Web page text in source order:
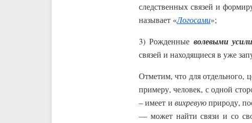
следственных связей и
называет «Логосами»;
3) Рожденные волевыми
связей и находящиеся в уже
Отметим, что для отдельного,
примеру, человек, с одной
– имеет и вихревуюприроду,
— может найти связи и со